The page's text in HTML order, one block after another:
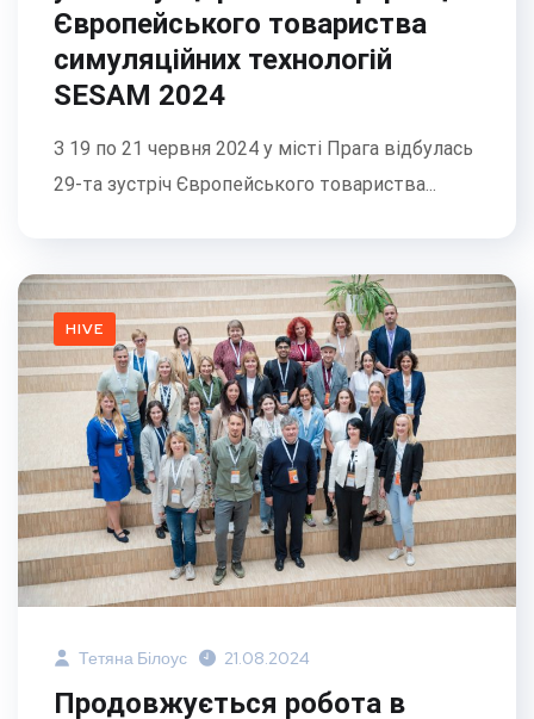
Європейського товариства
симуляційних технологій
SESAM 2024
З 19 по 21 червня 2024 у місті Прага відбулась
29-та зустріч Європейського товариства...
HIVE
Тетяна Білоус 21.08.2024
Продовжується робота в